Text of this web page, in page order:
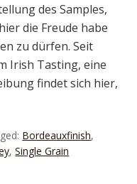
des Samples,
die Freude habe
zu dürfen. Seit
Irish Tasting, eine
findet sich hier,
Bordeauxfinish,
,Single Grain